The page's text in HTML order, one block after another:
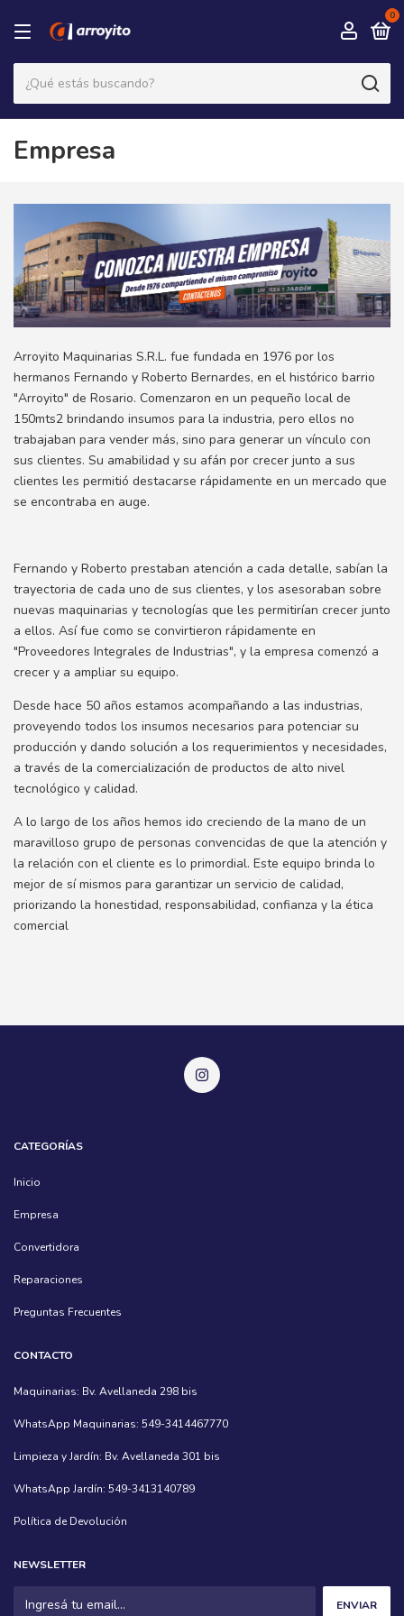
0
Empresa
Arroyito Maquinarias S.R.L. fue fundada en 1976 por los
hermanos Fernando y Roberto Bernardes, en el histórico barrio
"Arroyito" de Rosario. Comenzaron en un pequeño local de
150mts2 brindando insumos para la industria, pero ellos no
trabajaban para vender más, sino para generar un vínculo con
sus clientes. Su amabilidad y su afán por crecer junto a sus
clientes les permitió destacarse rápidamente en un mercado que
se encontraba en auge.
Fernando y Roberto prestaban atención a cada detalle, sabían la
trayectoria de cada uno de sus clientes, y los asesoraban sobre
nuevas maquinarias y tecnologías que les permitirían crecer junto
a ellos. Así fue como se convirtieron rápidamente en
"Proveedores Integrales de Industrias", y la empresa comenzó a
crecer y a ampliar su equipo.
Desde hace 50 años estamos acompañando a las industrias,
proveyendo todos los insumos necesarios para potenciar su
producción y dando solución a los requerimientos y necesidades,
a través de la comercialización de productos de alto nivel
tecnológico y calidad.
A lo largo de los años hemos ido creciendo de la mano de un
maravilloso grupo de personas convencidas de que la atención y
la relación con el cliente es lo primordial. Este equipo brinda lo
mejor de sí mismos para garantizar un servicio de calidad,
priorizando la honestidad, responsabilidad, confianza y la ética
comercial
CATEGORÍAS
Inicio
Empresa
Convertidora
Reparaciones
Preguntas Frecuentes
CONTACTO
Maquinarias: Bv. Avellaneda 298 bis
WhatsApp Maquinarias: 549-3414467770
Limpieza y Jardín: Bv. Avellaneda 301 bis
WhatsApp Jardín: 549-3413140789
Política de Devolución
NEWSLETTER